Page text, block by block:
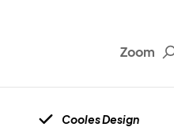
Zoom
Cooles Design